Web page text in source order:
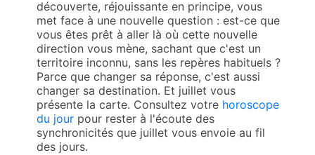
découverte, réjouissante en principe, vous
met face à une nouvelle question : est-ce que
vous êtes prêt à aller là où cette nouvelle
direction vous mène, sachant que c'est un
territoire inconnu, sans les repères habituels ?
Parce que changer sa réponse, c'est aussi
changer sa destination. Et juillet vous
présente la carte. Consultez votre horoscope
du jour pour rester à l'écoute des
synchronicités que juillet vous envoie au fil
des jours.